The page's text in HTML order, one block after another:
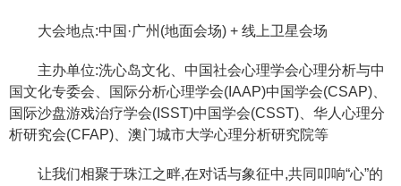
大会地点:中国·广州(地面会场) + 线上卫星会场
主办单位:洗心岛文化、中国社会心理学会心理分析与中
国文化专委会、国际分析心理学会(IAAP)中国学会(CSAP)、
国际沙盘游戏治疗学会(ISST)中国学会(CSST)、华人心理分
析研究会(CFAP)、澳门城市大学心理分析研究院等
让我们相聚于珠江之畔,在对话与象征中,共同叩响“心”的